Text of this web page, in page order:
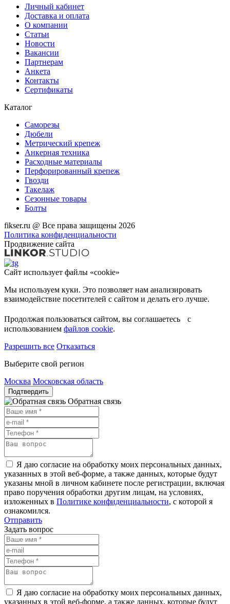
Личный кабинет
Доставка и оплата
О компании
Статьи
Новости
Вакансии
Партнерам
Анкета
Контакты
Сертификаты
Каталог
Саморезы
Дюбели
Метрический крепеж
Анкерная техника
Расходные материалы
Перфорированный крепеж
Гвозди
Такелаж
Сезонные товары
Болты
fikser.ru @ Все права защищены 2026
Политика конфиденциальности
Продвижение сайта
Сайт использует файлы «cookie»
Мы используем куки. Это позволяет нам анализировать
взаимодействие посетителей с сайтом и делать его лучше.
Продолжая пользоваться сайтом, вы соглашаетесь с
использованием файлов cookie.
Разрешить все Отказаться
Выберите свой регион
Москва Московская область
Подтвердить
Обратная связь
Я даю согласие на обработку моих персональных данных,
указанных в этой веб-форме, а также данных, которые будут
указаны мной в личном кабинете после регистрации, включая
право поручения обработки другим лицам, на условиях,
изложенных в Политике конфиденциальности, с которой я
ознакомился.
Отправить
Задать вопрос
Я даю согласие на обработку моих персональных данных,
указанных в этой веб-форме, а также данных, которые будут